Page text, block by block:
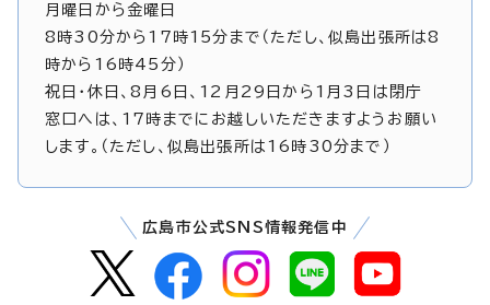
月曜日から金曜日
8時30分から17時15分まで（ただし、似島出張所は8
時から16時45分）
祝日・休日、8月6日、12月29日から1月3日は閉庁
窓口へは、17時までにお越しいただきますようお願い
します。（ただし、似島出張所は16時30分まで）
広島市公式SNS情報発信中